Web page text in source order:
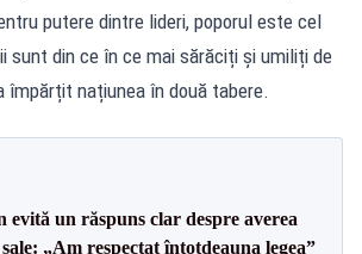
putere dintre lideri, poporul este cel
sunt din ce în ce mai sărăciți și umiliți de
împărțit națiunea în două tabere.
evită un răspuns clar despre averea
„Am respectat întotdeauna legea”